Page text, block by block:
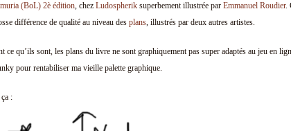
(BoL) 2è édition, chez Ludospherik superbement illustrée par Emmanuel Roudier.
différence de qualité au niveau des plans, illustrés par deux autres artistes.
ce qu’ils sont, les plans du livre ne sont graphiquement pas super adaptés au jeu en
pour rentabiliser ma vieille palette graphique.
: